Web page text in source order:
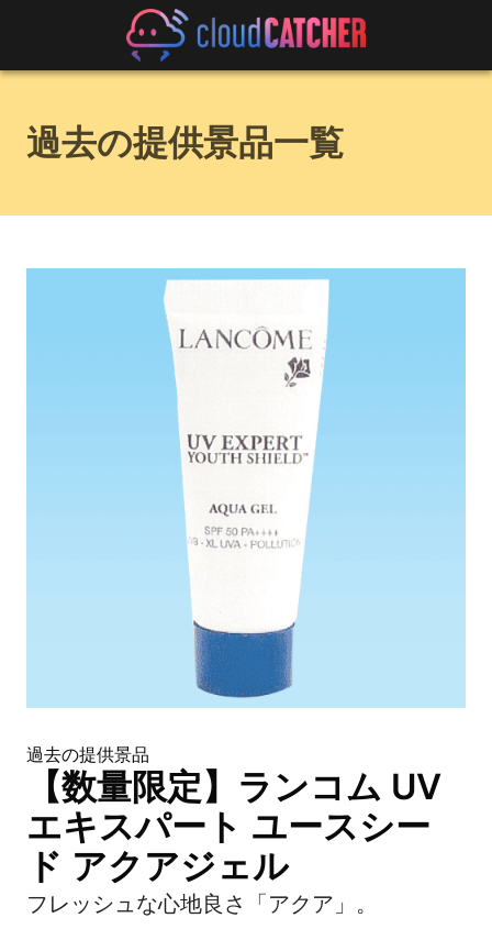
過去の提供景品一覧
過去の提供景品
【数量限定】ランコム UV
エキスパート ユースシー
ド アクアジェル
フレッシュな心地良さ「アクア」。